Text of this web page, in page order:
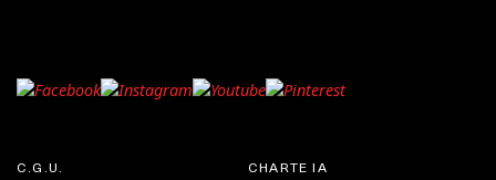
C.G.U. CHARTE IA